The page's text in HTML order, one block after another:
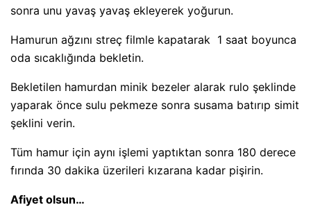
sonra unu yavaş yavaş ekleyerek yoğurun.
Hamurun ağzını streç filmle kapatarak 1 saat boyunca
oda sıcaklığında bekletin.
Bekletilen hamurdan minik bezeler alarak rulo şeklinde
yaparak önce sulu pekmeze sonra susama batırıp simit
şeklini verin.
Tüm hamur için aynı işlemi yaptıktan sonra 180 derece
fırında 30 dakika üzerileri kızarana kadar pişirin.
Afiyet olsun…